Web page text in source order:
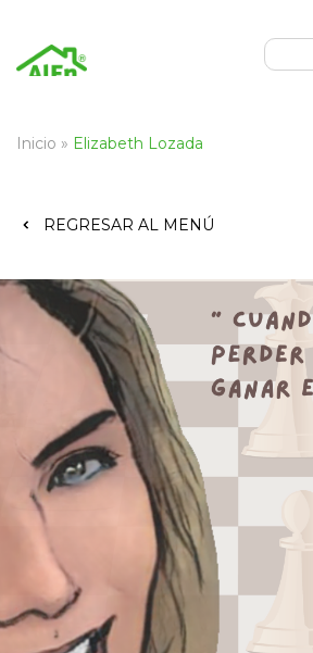
Inicio » Elizabeth Lozada
REGRESAR AL MENÚ